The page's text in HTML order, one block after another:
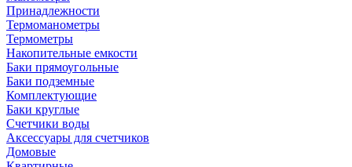
Принадлежности
Термоманометры
Термометры
Накопительные емкости
Баки прямоугольные
Баки подземные
Комплектующие
Баки круглые
Счетчики воды
Аксессуары для счетчиков
Домовые